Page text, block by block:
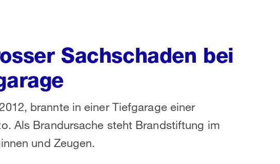
Sachschaden bei
brannte in einer Tiefgarage einer
Als Brandursache steht Brandstiftung im
und Zeugen.